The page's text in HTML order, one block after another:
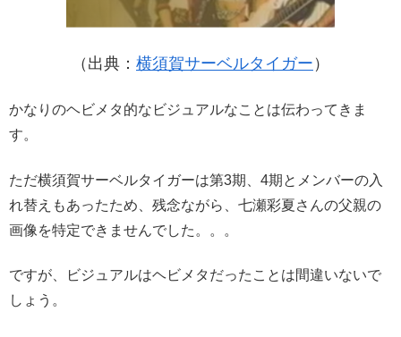
（出典： 横須賀サーベルタイガー ）
かなりのヘビメタ的なビジュアルなことは伝わってきま
す。
ただ横須賀サーベルタイガーは第3期、4期とメンバーの入
れ替えもあったため、残念ながら、七瀬彩夏さんの父親の
画像を特定できませんでした。。。
ですが、ビジュアルはヘビメタだったことは間違いないで
しょう。